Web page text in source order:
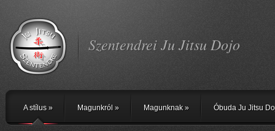
Szentendrei Ju Jitsu Dojo
A stílus» Magunkról » Magunknak» Óbuda Ju Jitsu